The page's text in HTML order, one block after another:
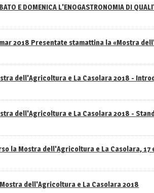
E DOMENICA L'ENOGASTRONOMIA DI
2018 Presentate stamattina la «Mostra
dell'Agricoltura e La Casolara 2018 -
dell'Agricoltura e La Casolara 2018 -
la Mostra dell'Agricoltura e La Casolara, 17
dell'Agricoltura e La Casolara 2018